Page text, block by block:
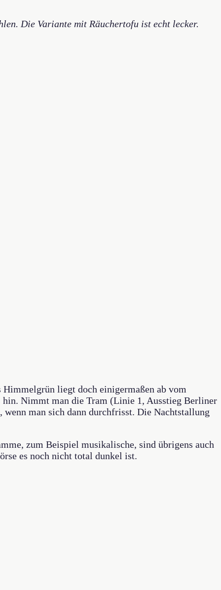
Die Variante mit Räuchertofu ist echt lecker.
Himmelgrün liegt doch einigermaßen ab vom
Nimmt man die Tram (Linie 1, Ausstieg Berliner
man sich dann durchfrisst. Die Nachtstallung
zum Beispiel musikalische, sind übrigens auch
es noch nicht total dunkel ist.